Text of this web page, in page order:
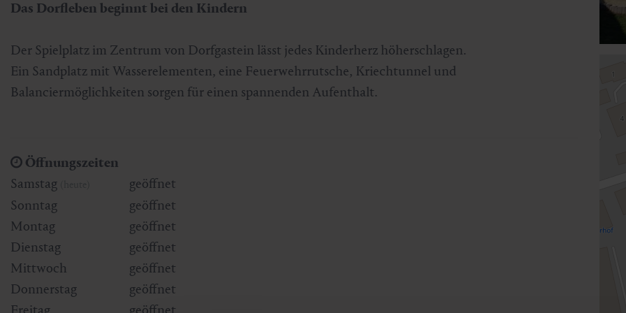
Skifahren & Snowboarden
Langlaufen
Bergbahnen & Lifte
Kur
Sportmedizin
Gesundheitsförderung
Kunst & Kultur
Gastein Card
Gastein von A-Z
Interaktive Karte
Das Dorfleben beginnt bei den Kindern
Der Spielplatz im Zentrum von Dorfgastein lässt jedes Kinderherz höherschlagen.
Ein Sandplatz mit Wasserelementen, eine Feuerwehrrutsche, Kriechtunnel und
Balanciermöglichkeiten sorgen für einen spannenden Aufenthalt.
Öffnungszeiten
Samstag
geöffnet
Sonntag
geöffnet
Montag
geöffnet
Dienstag
geöffnet
Mittwoch
geöffnet
Donnerstag
geöffnet
Freitag
geöffnet